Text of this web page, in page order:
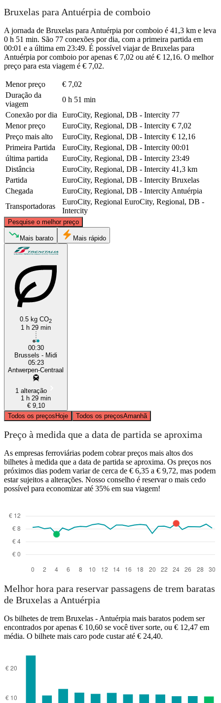
Bruxelas para Antuérpia de comboio
A jornada de Bruxelas para Antuérpia por comboio é 41,3 km e leva
0 h 51 min. São 77 conexões por dia, com a primeira partida em
00:01 e a última em 23:49. É possível viajar de Bruxelas para
Antuérpia por comboio por apenas € 7,02 ou até € 12,16. O melhor
preço para esta viagem é € 7,02.
Menor preço
€ 7,02
Duração da
viagem
0 h 51 min
Conexão por dia
EuroCity, Regional, DB - Intercity 77
Menor preço
EuroCity, Regional, DB - Intercity € 7,02
Preço mais alto
EuroCity, Regional, DB - Intercity € 12,16
Primeira Partida
EuroCity, Regional, DB - Intercity 00:01
última partida
EuroCity, Regional, DB - Intercity 23:49
Distância
EuroCity, Regional, DB - Intercity 41,3 km
Partida
EuroCity, Regional, DB - Intercity Bruxelas
Chegada
EuroCity, Regional, DB - Intercity Antuérpia
Transportadoras
EuroCity, Regional EuroCity, Regional, DB -
Intercity
Pesquise o melhor preço
Mais barato Mais rápido
0.5 kg CO2
1 h 29 min
00:30
Brussels - Midi
05:23
Antwerpen-Centraal
1 alteração
1 h 29 min
€ 9,10
Todos os preçosHoje Todos os preçosAmanhã
Preço à medida que a data de partida se aproxima
As empresas ferroviárias podem cobrar preços mais altos dos
bilhetes à medida que a data de partida se aproxima. Os preços nos
próximos dias podem variar de cerca de € 6,35 a € 9,72, mas podem
estar sujeitos a alterações. Nosso conselho é reservar o mais cedo
possível para economizar até 35% em sua viagem!
Melhor hora para reservar passagens de trem baratas
de Bruxelas a Antuérpia
Os bilhetes de trem Bruxelas - Antuérpia mais baratos podem ser
encontrados por apenas € 10,60 se você tiver sorte, ou € 12,47 em
média. O bilhete mais caro pode custar até € 24,40.